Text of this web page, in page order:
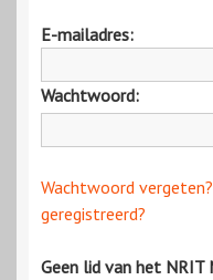
E-mailadres:
Wachtwoord:
Wachtwoord vergeten?
geregistreerd?
Geen lid van het